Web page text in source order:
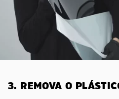
3. REMOVA O